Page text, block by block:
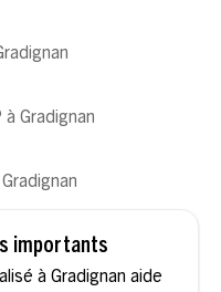
Gradignan
importants
à Gradignan aide